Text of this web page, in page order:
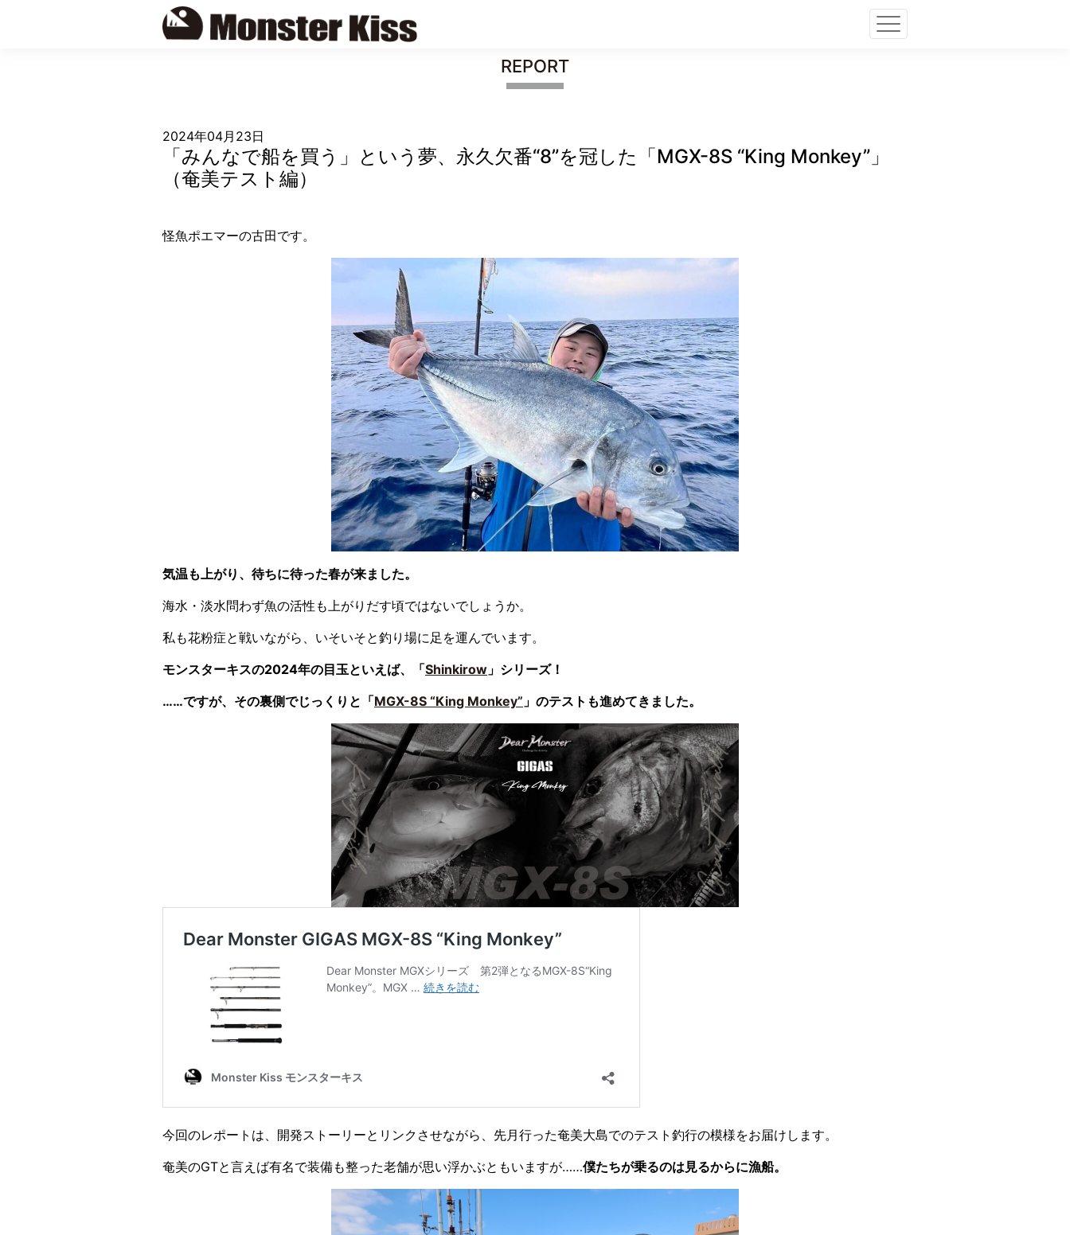
REPORT
2024年04月23日
「みんなで船を買う」という夢、永久欠番“8”を冠した「MGX-8S “King Monkey”」
（奄美テスト編）
怪魚ポエマーの古田です。
気温も上がり、待ちに待った春が来ました。
海水・淡水問わず魚の活性も上がりだす頃ではないでしょうか。
私も花粉症と戦いながら、いそいそと釣り場に足を運んでいます。
モンスターキスの2024年の目玉といえば、「Shinkirow 」シリーズ！
……ですが、その裏側でじっくりと「MGX-8S “King Monkey” 」のテストも進めてきました。
今回のレポートは、開発ストーリーとリンクさせながら、先月行った奄美大島でのテスト釣行の模様をお届けします。
奄美のGTと言えば有名で装備も整った老舗が思い浮かぶともいますが……僕たちが乗るのは見るからに漁船。